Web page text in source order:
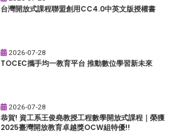
台灣開放式課程聯盟創用CC4.0中英文版授權書
2026-07-28
TOCEC攜手均一教育平台 推動數位學習新未來
2026-07-28
恭賀! 資工系王俊堯教授工程數學開放式課程｜榮獲
2025臺灣開放教育卓越獎OCW組特優!!